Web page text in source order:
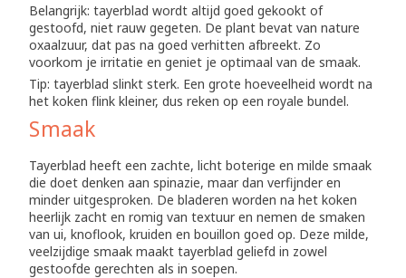
Belangrijk: tayerblad wordt altijd goed gekookt of
gestoofd, niet rauw gegeten. De plant bevat van nature
oxaalzuur, dat pas na goed verhitten afbreekt. Zo
voorkom je irritatie en geniet je optimaal van de smaak.
Tip: tayerblad slinkt sterk. Een grote hoeveelheid wordt na
het koken flink kleiner, dus reken op een royale bundel.
Smaak
Tayerblad heeft een zachte, licht boterige en milde smaak
die doet denken aan spinazie, maar dan verfijnder en
minder uitgesproken. De bladeren worden na het koken
heerlijk zacht en romig van textuur en nemen de smaken
van ui, knoflook, kruiden en bouillon goed op. Deze milde,
veelzijdige smaak maakt tayerblad geliefd in zowel
gestoofde gerechten als in soepen.